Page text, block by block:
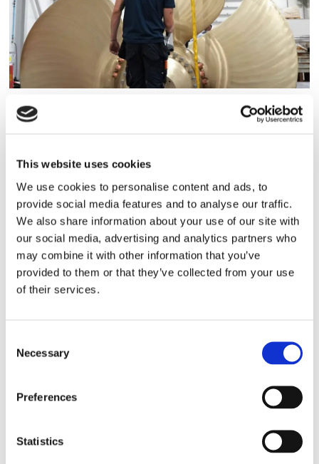
This website uses cookies
We use cookies to personalise content and ads, to
provide social media features and to analyse our traffic.
We also share information about your use of our site with
our social media, advertising and analytics partners who
may combine it with other information that you’ve
provided to them or that they’ve collected from your use
of their services.
Selection
Necessary
Preferences
Statistics
Storaffären: Kongsberg
Propulsion
Sirius tar leverans av
nybygge